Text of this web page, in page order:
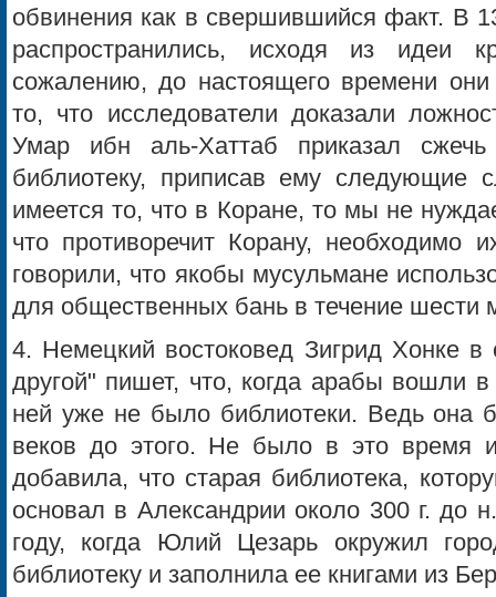
обвинения как в свершившийся факт. В
распространились, исходя из идеи
сожалению, до настоящего времени
то, что исследователи доказали
Умар ибн аль-Хаттаб приказал сжечь
библиотеку, приписав ему следующие
имеется то, что в Коране, то мы не
что противоречит Корану, необходимо
говорили, что якобы мусульмане
для общественных бань в течение шести
4. Немецкий востоковед Зигрид Хонке в
другой" пишет, что, когда арабы вошли
ней уже не было библиотеки. Ведь она
веков до этого. Не было в это время
добавила, что старая библиотека,
основал в Александрии около 300 г. до
году, когда Юлий Цезарь окружил
библиотеку и заполнила ее книгами из